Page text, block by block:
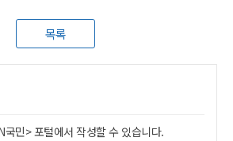
목록
국민> 포털에서 작성할 수 있습니다.